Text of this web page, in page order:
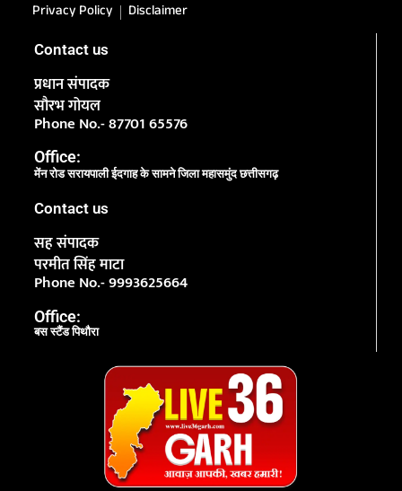
Privacy Policy
Disclaimer
Contact us
प्रधान संपादक
सौरभ गोयल
Phone No.- 87701 65576
Office:
मेंन रोड सरायपाली ईदगाह के सामने जिला महासमुंद छत्तीसगढ़
Contact us
सह संपादक
परमीत सिंह माटा
Phone No.- 9993625664
Office:
बस स्टैंड पिथौरा